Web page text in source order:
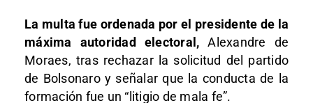
La multa fue ordenada por el presidente de la
máxima autoridad electoral, Alexandre de
Moraes, tras rechazar la solicitud del partido
de Bolsonaro y señalar que la conducta de la
formación fue un “litigio de mala fe”.